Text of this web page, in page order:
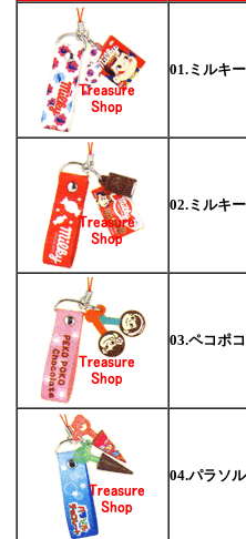
01.ミルキー
02.ミルキ
03.ペコポ
04.パラソ